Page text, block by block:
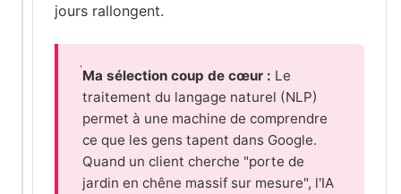
jours rallongent.
Ma sélection coup de cœur : Le
traitement du langage naturel (NLP)
permet à une machine de comprendre
ce que les gens tapent dans Google.
Quand un client cherche "porte de
jardin en chêne massif sur mesure", l'IA